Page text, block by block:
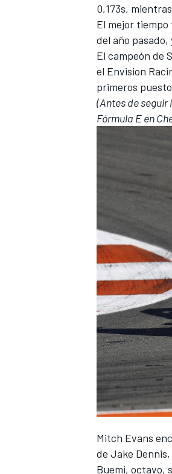
MÁS CATEGORÍAS
0,173s,
El mejor
del año
El campeón de
el Envision
primeros
(Antes de seguir
Fórmula E en
Mitch Evans
de Jake Dennis
Buemi, octavo,